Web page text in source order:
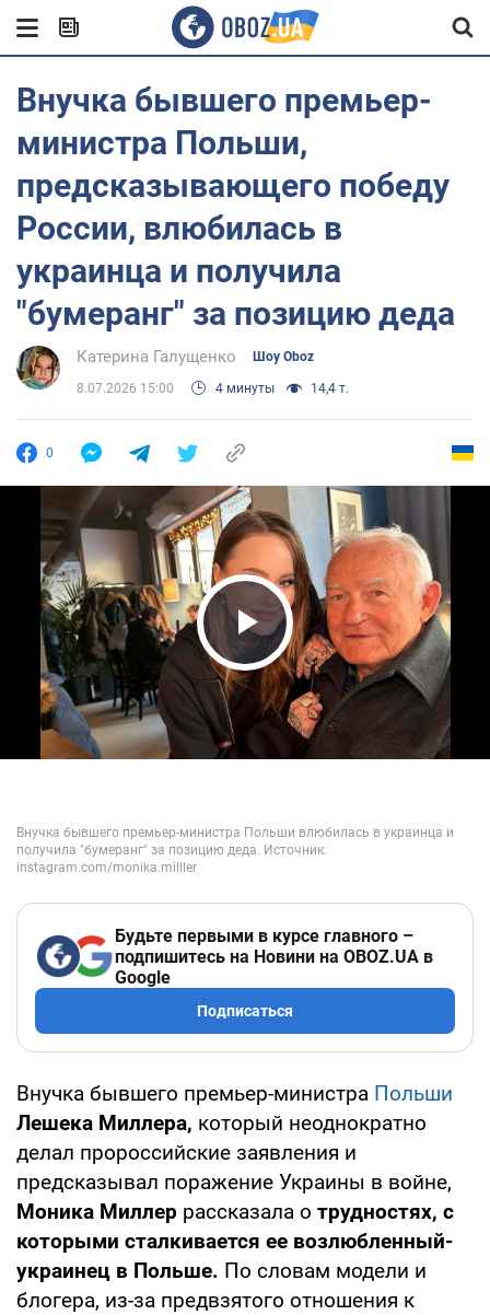
Внучка бывшего премьер-
министра Польши,
предсказывающего победу
России, влюбилась в
украинца и получила
"бумеранг" за позицию деда
Катерина Галущенко Шоу Oboz
8.07.2026 15:00 4 минуты 14,4 т.
0
Play Video
Будьте первыми в курсе главного –
подпишитесь на Новини на OBOZ.UA в
Google
Подписаться
Внучка бывшего премьер-министра Польши
Лешека Миллера, который неоднократно
делал пророссийские заявления и
предсказывал поражение Украины в войне,
Моника Миллер рассказала о трудностях, с
которыми сталкивается ее возлюбленный-
украинец в Польше. По словам модели и
блогера, из-за предвзятого отношения к